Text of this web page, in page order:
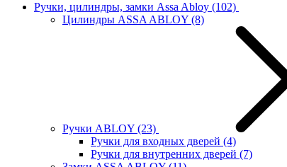
Ручки, цилиндры, замки Assa Abloy (102)
Цилиндры ASSA ABLOY (8)
Ручки ABLOY (23)
Ручки для входных дверей (4)
Ручки для внутренних дверей (7)